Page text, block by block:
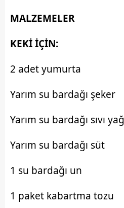
MALZEMELER
KEKİ İÇİN:
2 adet yumurta
Yarım su bardağı şeker
Yarım su bardağı sıvı yağ
Yarım su bardağı süt
1 su bardağı un
1 paket kabartma tozu